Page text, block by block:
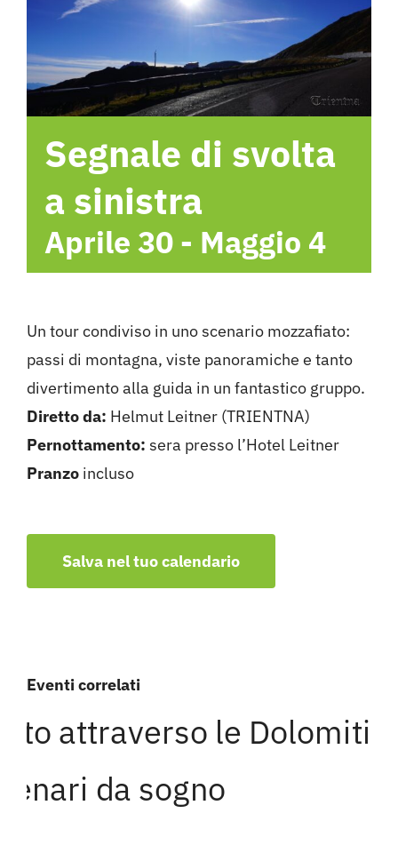
Contattami
Segnale di svolta
a sinistra
Aprile 30 - Maggio 4
Un tour condiviso in uno scenario mozzafiato:
passi di montagna, viste panoramiche e tanto
divertimento alla guida in un fantastico gruppo.
Diretto da: Helmut Leitner (TRIENTNA)
Pernottamento: sera presso l’Hotel Leitner
Pranzo incluso
Salva nel tuo calendario
Eventi correlati